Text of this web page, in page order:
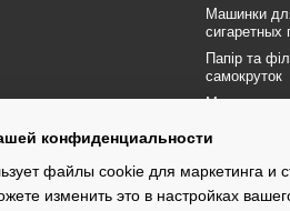
Машинки
сигаретных
Папір та
самокруток
Машинки
конфиденциальности
файлы cookie для маркетинга и
изменить это в настройках